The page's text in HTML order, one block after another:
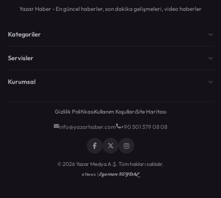
Yazar Haber - En güncel haberler, son dakika gelişmeleri, video haberler
Kategoriler
Servisler
Kurumsal
Gizlilik PolitikasıKullanım KoşullarıSite Haritası
info@yazarhaber.com +90 501 379 08 08
© 2026 Yazar Medya A.Ş. Tüm hakları saklıdır.
eNews |Egemen KEYDAL